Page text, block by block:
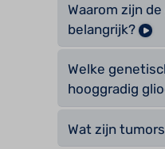
Waarom zijn
belangrijk?
Welke
hooggradig
Wat zijn